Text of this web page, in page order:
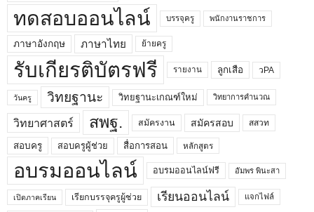
ทดสอบออนไลน์ บรรจุครู พนักงานราชการ
ภาษาอังกฤษ ภาษาไทย ย้ายครู
รับเกียรติบัตรฟรี รายงาน ลูกเสือ วPA
วันครู วิทยฐานะ วิทยฐานะเกณฑ์ใหม่ วิทยาการคำนวณ
วิทยาศาสตร์ สพฐ. สมัครงาน สมัครสอบ สสวท
สอบครู สอบครูผู้ช่วย สื่อการสอน หลักสูตร
อบรมออนไลน์ อบรมออนไลน์ฟรี อัมพร พินะสา
เปิดภาคเรียน เรียกบรรจุครูผู้ช่วย เรียนออนไลน์ แจกไฟล์